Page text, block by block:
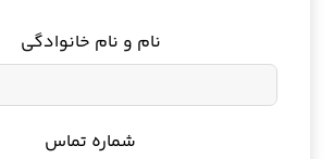
نام و نام خانوادگی
شماره تماس